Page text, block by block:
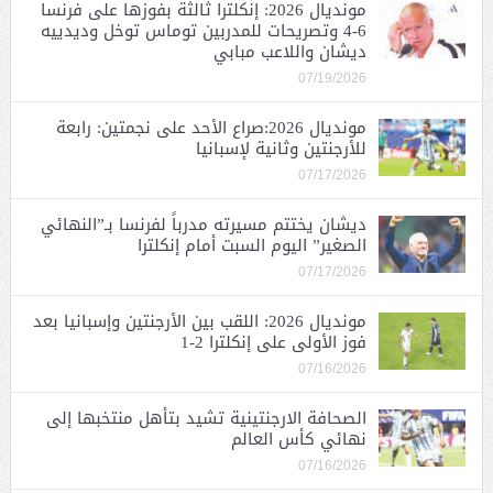
مونديال 2026: إنكلترا ثالثة بفوزها على فرنسا
6-4 وتصريحات للمدربين توماس توخل وديدييه
ديشان واللاعب مبابي
07/19/2026
مونديال 2026:صراع الأحد على نجمتين: رابعة
للأرجنتين وثانية لإسبانيا
07/17/2026
ديشان يختتم مسيرته مدرباً لفرنسا بـ”النهائي
الصغير” اليوم السبت أمام إنكلترا
07/17/2026
مونديال 2026: اللقب بين الأرجنتين وإسبانيا بعد
فوز الأولى على إنكلترا 2-1
07/16/2026
الصحافة الارجنتينية تشيد بتأهل منتخبها إلى
نهائي كأس العالم
07/16/2026